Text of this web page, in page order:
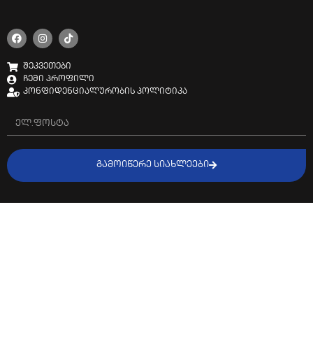
შეკვეთები
ჩემი პროფილი
კონფიდენციალურობის პოლიტიკა
ᲒᲐᲛᲝᲘᲬᲔᲠᲔ ᲡᲘᲐᲮᲚᲔᲔᲑᲘ